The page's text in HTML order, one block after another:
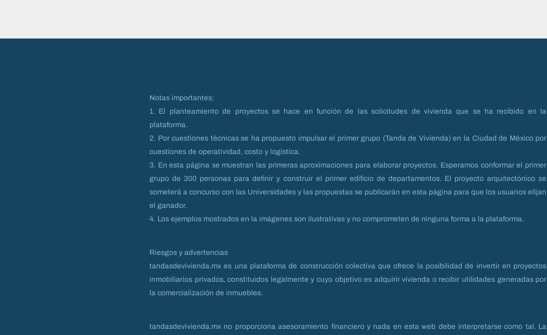
Notas importantes:
1. El planteamiento de proyectos se hace en función de las solicitudes de vivienda que se ha recibido en la
plataforma.
2. Por cuestiones técnicas se ha propuesto impulsar el primer grupo (Tanda de Vivienda) en la Ciudad de México por
cuestiones de operatividad, costo y logística.
3. En esta página se muestran las primeras aproximaciones para elaborar proyectos. Esperamos conformar el primer
grupo de 300 personas para definir y construir el primer edificio de departamentos. El proyecto arquitectónico se
someterá a concurso con las Universidades y las propuestas se publicarán en esta página para que los usuarios elijan
el ganador.
4. Los ejemplos mostrados en la imágenes son ilustrativas y no comprometen de ninguna forma a la plataforma.
Riesgos y advertencias
tandasdevivienda.mx es una plataforma de construcción colectiva que ofrece la posibilidad de invertir en proyectos
inmobiliarios privados, constituidos legalmente y cuyo objetivo es adquirir vivienda o recibir utilidades generadas por
la comercialización de inmuebles.
tandasdevivienda.mx no proporciona asesoramiento financiero y nada en esta web debe interpretarse como tal. La